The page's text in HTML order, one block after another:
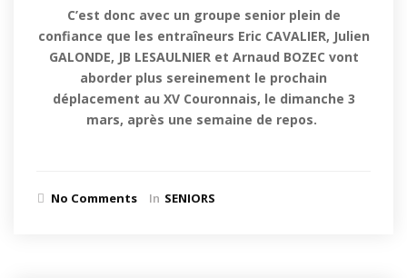
C’est donc avec un groupe senior plein de
confiance que les entraîneurs Eric CAVALIER, Julien
GALONDE, JB LESAULNIER et Arnaud BOZEC vont
aborder plus sereinement le prochain
déplacement au XV Couronnais, le dimanche 3
mars, après une semaine de repos.
No Comments In SENIORS